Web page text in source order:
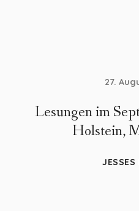
27.
Lesungen im
Holstein,
JESSES